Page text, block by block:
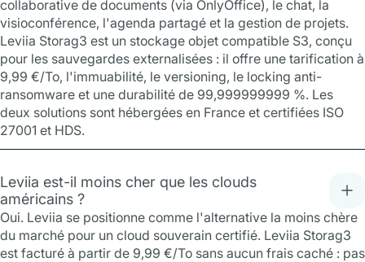
collaborative de documents (via OnlyOffice), le chat, la
visioconférence, l'agenda partagé et la gestion de projets.
Leviia Storag3 est un stockage objet compatible S3, conçu
pour les sauvegardes externalisées : il offre une tarification à
9,99 €/To, l'immuabilité, le versioning, le locking anti-
ransomware et une durabilité de 99,999999999 %. Les
deux solutions sont hébergées en France et certifiées ISO
27001 et HDS.
Leviia est-il moins cher que les clouds
américains ?
Oui. Leviia se positionne comme l'alternative la moins chère
du marché pour un cloud souverain certifié. Leviia Storag3
est facturé à partir de 9,99 €/To sans aucun frais caché : pas